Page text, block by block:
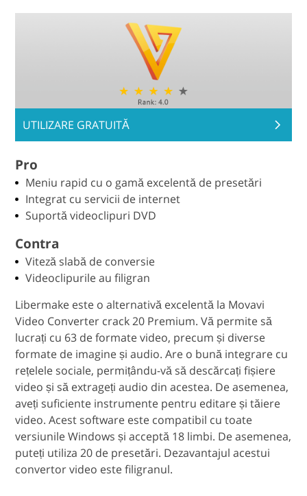
UTILIZARE GRATUITĂ
Pro
Meniu rapid cu o gamă excelentă de presetări
Integrat cu servicii de internet
Suportă videoclipuri DVD
Contra
Viteză slabă de conversie
Videoclipurile au filigran
Libermake este o alternativă excelentă la Movavi
Video Converter crack 20 Premium. Vă permite să
lucrați cu 63 de formate video, precum și diverse
formate de imagine și audio. Are o bună integrare cu
rețelele sociale, permițându-vă să descărcați fișiere
video și să extrageți audio din acestea. De asemenea,
aveți suficiente instrumente pentru editare și tăiere
video. Acest software este compatibil cu toate
versiunile Windows și acceptă 18 limbi. De asemenea,
puteți utiliza 20 de presetări. Dezavantajul acestui
convertor video este filigranul.